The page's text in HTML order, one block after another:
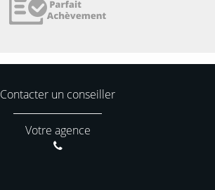
Contacter un conseiller
Votre agence